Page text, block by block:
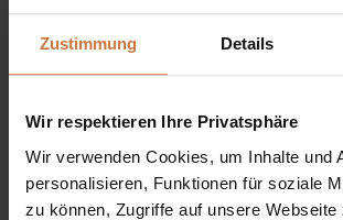
Zustimmung Details
Wir respektieren Ihre Privatsphäre
Wir verwenden Cookies, um Inhalte und
personalisieren, Funktionen für soziale
zu können, Zugriffe auf unsere
Sonnencreme mit SPF 30, schützt die Haut
Kombiniert hohen Schutz und Anti-Aging-
ozeanfreundlichen und ultra-sensorischen